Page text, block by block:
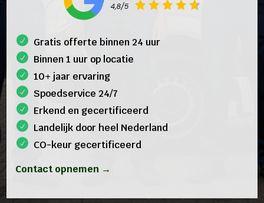
Gratis offerte binnen 24 uur
Binnen 1 uur op locatie
10+ jaar ervaring
Spoedservice 24/7
Erkend en gecertificeerd
Landelijk door heel Nederland
CO-keur gecertificeerd
Contact opnemen →